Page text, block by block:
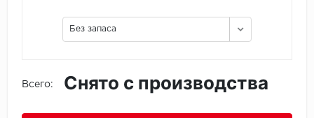
Krono Xonic
LimeStone
Lucky Floor
Без запаса
Всего: Снято с производства